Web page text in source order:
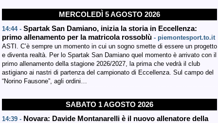
MERCOLEDÌ 5 AGOSTO 2026
14:44 - Spartak San Damiano, inizia la storia in Eccellenza:
primo allenamento per la matricola rossoblù - piemontesport.to.it
ASTI. C’è sempre un momento in cui un sogno smette di essere un progetto
e diventa realtà. Per lo Spartak San Damiano quel momento è arrivato con il
primo allenamento della stagione 2026/2027, la prima che vedrà il club
astigiano ai nastri di partenza del campionato di Eccellenza. Sul campo del
“Norino Fausone”, agli ordini…
SABATO 1 AGOSTO 2026
14:39 - Novara: Davide Montanarelli è il nuovo allenatore della